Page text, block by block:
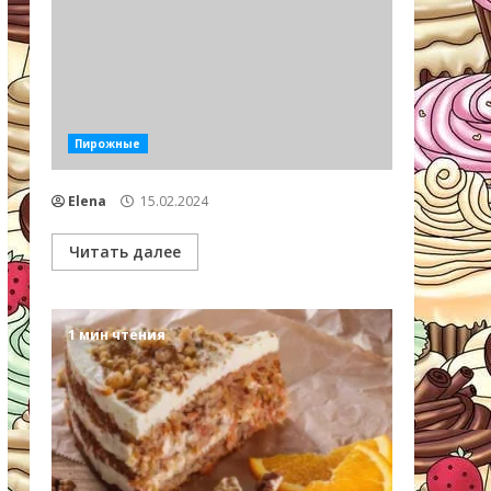
Пирожные
Elena 15.02.2024
Читать далее
1 мин чтения